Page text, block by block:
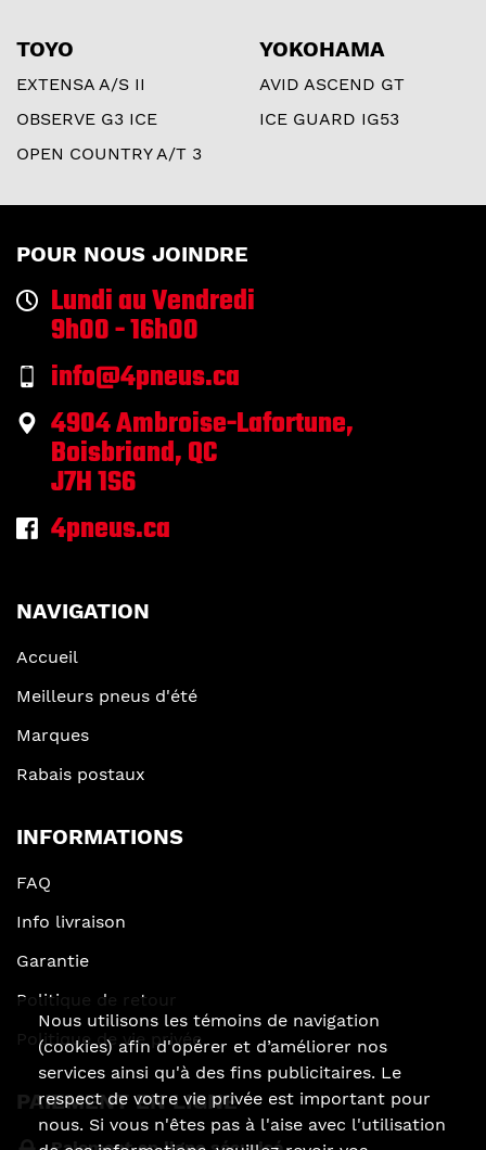
TOYO
EXTENSA A/S II
OBSERVE G3 ICE
OPEN COUNTRY A/T 3
YOKOHAMA
AVID ASCEND GT
ICE GUARD IG53
POUR NOUS JOINDRE
Lundi au Vendredi
9h00 - 16h00
info@4pneus.ca
4904 Ambroise-Lafortune,
Boisbriand, QC
J7H 1S6
4pneus.ca
NAVIGATION
Accueil
Meilleurs pneus d'été
Marques
Rabais postaux
INFORMATIONS
FAQ
Info livraison
Garantie
Politique de retour
Politique de vie privée
PAIEMENT EN LIGNE
Nous utilisons les témoins de navigation
(cookies) afin d'opérer et d’améliorer nos
services ainsi qu'à des fins publicitaires. Le
respect de votre vie privée est important pour
nous. Si vous n'êtes pas à l'aise avec l'utilisation